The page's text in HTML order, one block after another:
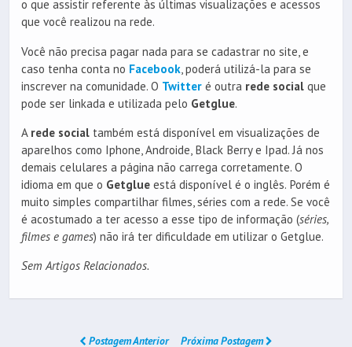
o que assistir referente às últimas visualizações e acessos
que você realizou na rede.
Você não precisa pagar nada para se cadastrar no site, e
caso tenha conta no Facebook , poderá utilizá-la para se
inscrever na comunidade. O Twitter é outra rede social que
pode ser linkada e utilizada pelo Getglue.
A rede social também está disponível em visualizações de
aparelhos como Iphone, Androide, Black Berry e Ipad. Já nos
demais celulares a página não carrega corretamente. O
idioma em que o Getglue está disponível é o inglês. Porém é
muito simples compartilhar filmes, séries com a rede. Se você
é acostumado a ter acesso a esse tipo de informação (séries,
filmes e games) não irá ter dificuldade em utilizar o Getglue.
Sem Artigos Relacionados.
Postagem Anterior Próxima Postagem